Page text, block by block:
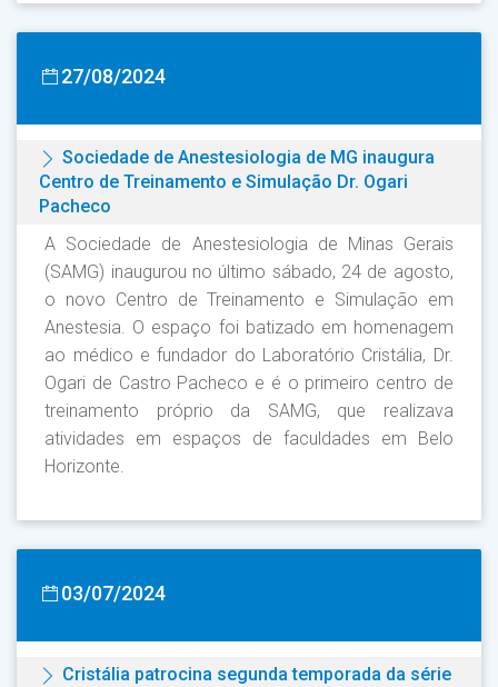
27/08/2024
Sociedade de Anestesiologia de MG inaugura
Centro de Treinamento e Simulação Dr. Ogari
Pacheco
A Sociedade de Anestesiologia de Minas Gerais
(SAMG) inaugurou no último sábado, 24 de agosto,
o novo Centro de Treinamento e Simulação em
Anestesia. O espaço foi batizado em homenagem
ao médico e fundador do Laboratório Cristália, Dr.
Ogari de Castro Pacheco e é o primeiro centro de
treinamento próprio da SAMG, que realizava
atividades em espaços de faculdades em Belo
Horizonte.
03/07/2024
Cristália patrocina segunda temporada da série